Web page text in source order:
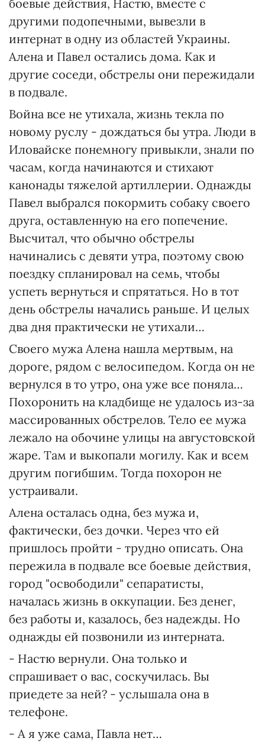
боевые действия, Настю, вместе с
другими подопечными, вывезли в
интернат в одну из областей Украины.
Алена и Павел остались дома. Как и
другие соседи, обстрелы они пережидали
в подвале.
Война все не утихала, жизнь текла по
новому руслу - дождаться бы утра. Люди в
Иловайске понемногу привыкли, знали по
часам, когда начинаются и стихают
канонады тяжелой артиллерии. Однажды
Павел выбрался покормить собаку своего
друга, оставленную на его попечение.
Высчитал, что обычно обстрелы
начинались с девяти утра, поэтому свою
поездку спланировал на семь, чтобы
успеть вернуться и спрятаться. Но в тот
день обстрелы начались раньше. И целых
два дня практически не утихали…
Своего мужа Алена нашла мертвым, на
дороге, рядом с велосипедом. Когда он не
вернулся в то утро, она уже все поняла…
Похоронить на кладбище не удалось из-за
массированных обстрелов. Тело ее мужа
лежало на обочине улицы на августовской
жаре. Там и выкопали могилу. Как и всем
другим погибшим. Тогда похорон не
устраивали.
Алена осталась одна, без мужа и,
фактически, без дочки. Через что ей
пришлось пройти - трудно описать. Она
пережила в подвале все боевые действия,
город "освободили" сепаратисты,
началась жизнь в оккупации. Без денег,
без работы и, казалось, без надежды. Но
однажды ей позвонили из интерната.
- Настю вернули. Она только и
спрашивает о вас, соскучилась. Вы
приедете за ней? - услышала она в
телефоне.
- А я уже сама, Павла нет…